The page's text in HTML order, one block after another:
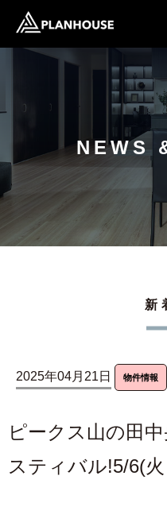
NEWS
新
2025年04月21日 物件情報
ピークス山の田
スティバル!5/6(